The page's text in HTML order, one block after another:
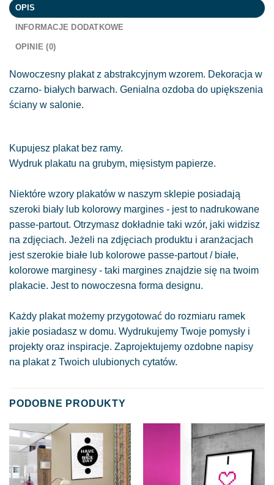
OPIS
INFORMACJE DODATKOWE
OPINIE (0)
Nowoczesny plakat z abstrakcyjnym wzorem. Dekoracja w
czarno- białych barwach. Genialna ozdoba do upiększenia
ściany w salonie.
Kupujesz plakat bez ramy.
Wydruk plakatu na grubym, mięsistym papierze.
Niektóre wzory plakatów w naszym sklepie posiadają
szeroki biały lub kolorowy margines - jest to nadrukowane
passe-partout. Otrzymasz dokładnie taki wzór, jaki widzisz
na zdjęciach. Jeżeli na zdjęciach produktu i aranżacjach
jest szerokie białe lub kolorowe passe-partout / białe,
kolorowe marginesy - taki margines znajdzie się na twoim
plakacie. Jest to nowoczesna forma designu.
Każdy plakat możemy przygotować do rozmiaru ramek
jakie posiadasz w domu. Wydrukujemy Twoje pomysły i
projekty oraz inspiracje. Zaprojektujemy ozdobne napisy
na plakat z Twoich ulubionych cytatów.
PODOBNE PRODUKTY